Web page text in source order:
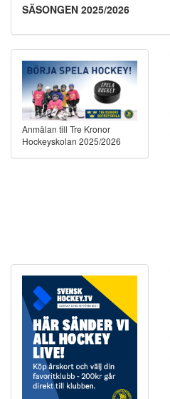
SÄSONGEN 2025/2026
Anmälan till Tre Kronor
Hockeyskolan 2025/2026